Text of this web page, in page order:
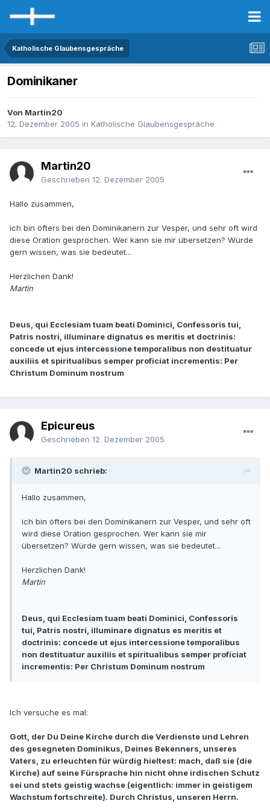
Katholische Glaubensgespräche
Dominikaner
Von Martin20
12. Dezember 2005 in Katholische Glaubensgespräche
Martin20
Geschrieben 12. Dezember 2005
Hallo zusammen,
ich bin öfters bei den Dominikanern zur Vesper, und sehr oft wird
diese Oration gesprochen. Wer kann sie mir übersetzen? Würde
gern wissen, was sie bedeutet...
Herzlichen Dank!
Martin
Deus, qui Ecclesiam tuam beati Dominici, Confessoris tui,
Patris nostri, illuminare dignatus es meritis et doctrinis:
concede ut ejus intercessione temporalibus non destituatur
auxiliis et spiritualibus semper proficiat incrementis: Per
Christum Dominum nostrum
Epicureus
Geschrieben 12. Dezember 2005
Martin20 schrieb:
Hallo zusammen,
ich bin öfters bei den Dominikanern zur Vesper, und sehr oft
wird diese Oration gesprochen. Wer kann sie mir
übersetzen? Würde gern wissen, was sie bedeutet...
Herzlichen Dank!
Martin
Deus, qui Ecclesiam tuam beati Dominici, Confessoris
tui, Patris nostri, illuminare dignatus es meritis et
doctrinis: concede ut ejus intercessione temporalibus
non destituatur auxiliis et spiritualibus semper proficiat
incrementis: Per Christum Dominum nostrum
Ich versuche es mal:
Gott, der Du Deine Kirche durch die Verdienste und Lehren
des gesegneten Dominikus, Deines Bekenners, unseres
Vaters, zu erleuchten für würdig hieltest: mach, daß sie (die
Kirche) auf seine Fürsprache hin nicht ohne irdischen Schutz
sei und stets geistig wachse (eigentlich: immer in geistigem
Wachstum fortschreite). Durch Christus, unseren Herrn.